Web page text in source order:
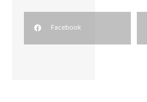
Facebook